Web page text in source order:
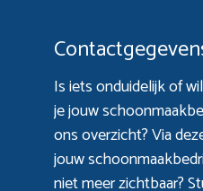
Is iets onduidelijk of
je jouw
ons overzicht? Via
jouw
niet meer zichtbaar?